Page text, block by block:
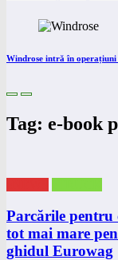
Windrose intră în operațiuni
Tag: e-book
Parcările pentru
tot mai mare
ghidul Eurowag